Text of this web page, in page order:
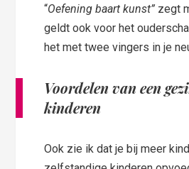
“Oefening baart kunst” zegt
geldt ook voor het
het met twee vingers in je
Voordelen van een
kinderen
Ook zie ik dat je bij meer